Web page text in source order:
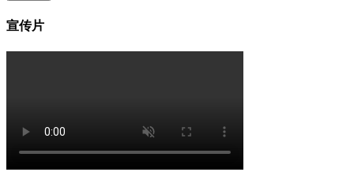
宣传片